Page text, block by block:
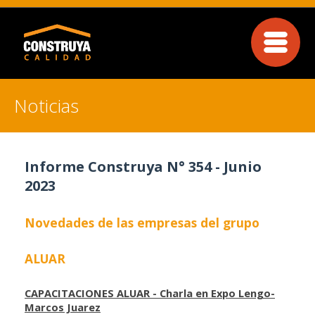
Noticias
Informe Construya N° 354 - Junio
2023
Novedades de las empresas del grupo
ALUAR
CAPACITACIONES ALUAR - Charla en Expo Lengo-
Marcos Juarez